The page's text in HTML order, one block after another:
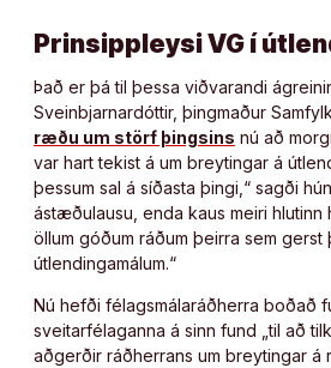
Prinsippleysi VG í
Það er þá til þessa viðvarandi
Sveinbjarnardóttir, þingmaður
ræðu um störf þingsins nú að
var hart tekist á um breytingar á
þessum sal á síðasta þingi,“ sagði
ástæðulausu, enda kaus meiri hlutinn
öllum góðum ráðum þeirra sem gerst
útlendingamálum.“
Nú hefði félagsmálaráðherra boðað
sveitarfélaganna á sinn fund „til að
aðgerðir ráðherrans um breytingar á